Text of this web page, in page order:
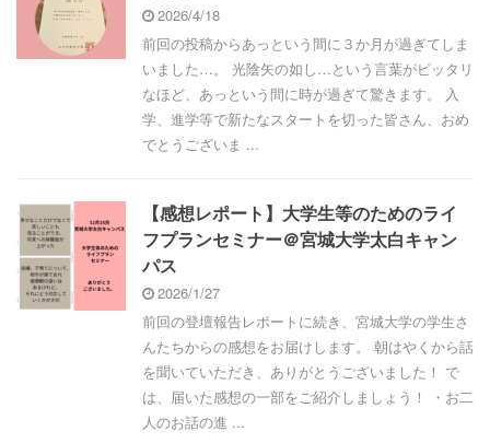
2026/4/18
前回の投稿からあっという間に３か月が過ぎてしま
いました…。 光陰矢の如し…という言葉がピッタリ
なほど、あっという間に時が過ぎて驚きます。 入
学、進学等で新たなスタートを切った皆さん、おめ
でとうございま ...
【感想レポート】大学生等のためのライ
フプランセミナー＠宮城大学太白キャン
パス
2026/1/27
前回の登壇報告レポートに続き、宮城大学の学生さ
んたちからの感想をお届けします。 朝はやくから話
を聞いていただき、ありがとうございました！ で
は、届いた感想の一部をご紹介しましょう！ ・お二
人のお話の進 ...